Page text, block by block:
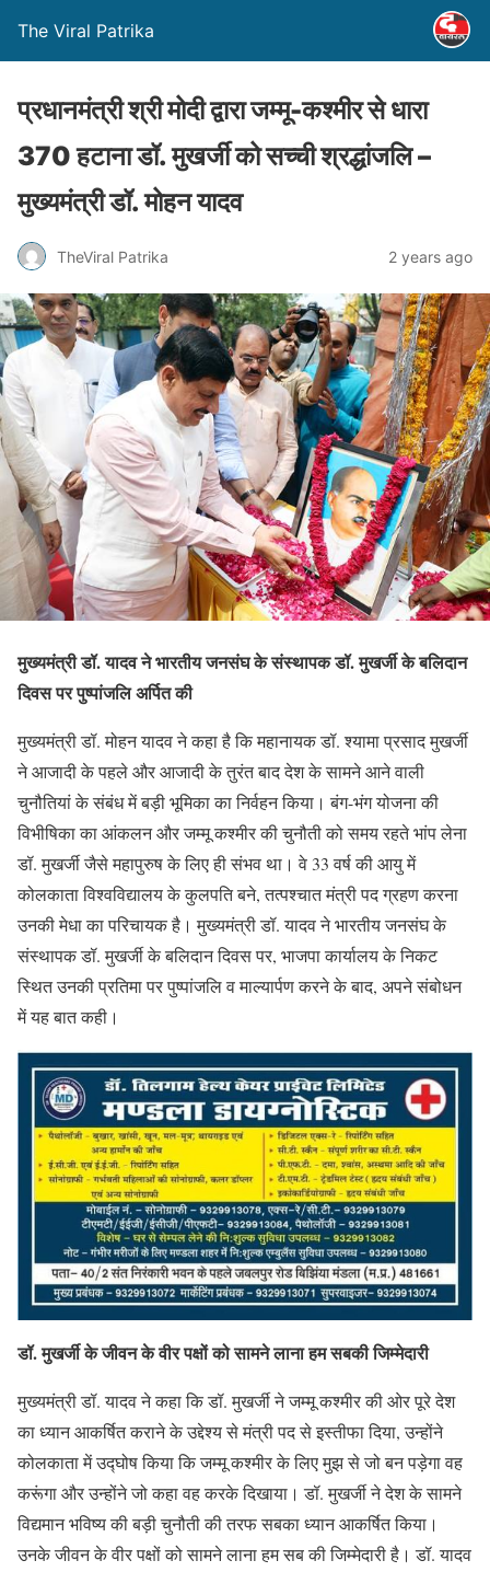
The Viral Patrika
प्रधानमंत्री श्री मोदी द्वारा जम्मू-कश्मीर से धारा
370 हटाना डॉ. मुखर्जी को सच्ची श्रद्धांजलि –
मुख्यमंत्री डॉ. मोहन यादव
TheViral Patrika 2 years ago
मुख्यमंत्री डॉ. यादव ने भारतीय जनसंघ के संस्थापक डॉ. मुखर्जी के बलिदान
दिवस पर पुष्पांजलि अर्पित की
मुख्यमंत्री डॉ. मोहन यादव ने कहा है कि महानायक डॉ. श्यामा प्रसाद मुखर्जी
ने आजादी के पहले और आजादी के तुरंत बाद देश के सामने आने वाली
चुनौतियां के संबंध में बड़ी भूमिका का निर्वहन किया। बंग-भंग योजना की
विभीषिका का आंकलन और जम्मू कश्मीर की चुनौती को समय रहते भांप लेना
डॉ. मुखर्जी जैसे महापुरुष के लिए ही संभव था। वे 33 वर्ष की आयु में
कोलकाता विश्वविद्यालय के कुलपति बने, तत्पश्चात मंत्री पद ग्रहण करना
उनकी मेधा का परिचायक है। मुख्यमंत्री डॉ. यादव ने भारतीय जनसंघ के
संस्थापक डॉ. मुखर्जी के बलिदान दिवस पर, भाजपा कार्यालय के निकट
स्थित उनकी प्रतिमा पर पुष्पांजलि व माल्यार्पण करने के बाद, अपने संबोधन
में यह बात कही।
डॉ. मुखर्जी के जीवन के वीर पक्षों को सामने लाना हम सबकी जिम्मेदारी
मुख्यमंत्री डॉ. यादव ने कहा कि डॉ. मुखर्जी ने जम्मू कश्मीर की ओर पूरे देश
का ध्यान आकर्षित कराने के उद्देश्य से मंत्री पद से इस्तीफा दिया, उन्होंने
कोलकाता में उद्घोष किया कि जम्मू कश्मीर के लिए मुझ से जो बन पड़ेगा वह
करूंगा और उन्होंने जो कहा वह करके दिखाया। डॉ. मुखर्जी ने देश के सामने
विद्यमान भविष्य की बड़ी चुनौती की तरफ सबका ध्यान आकर्षित किया।
उनके जीवन के वीर पक्षों को सामने लाना हम सब की जिम्मेदारी है। डॉ. यादव